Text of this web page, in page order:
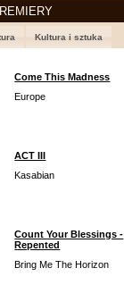
Kultura i sztuka
Come This Madness
Europe
ACT III
Kasabian
Count Your Blessings -
Repented
Bring Me The Horizon